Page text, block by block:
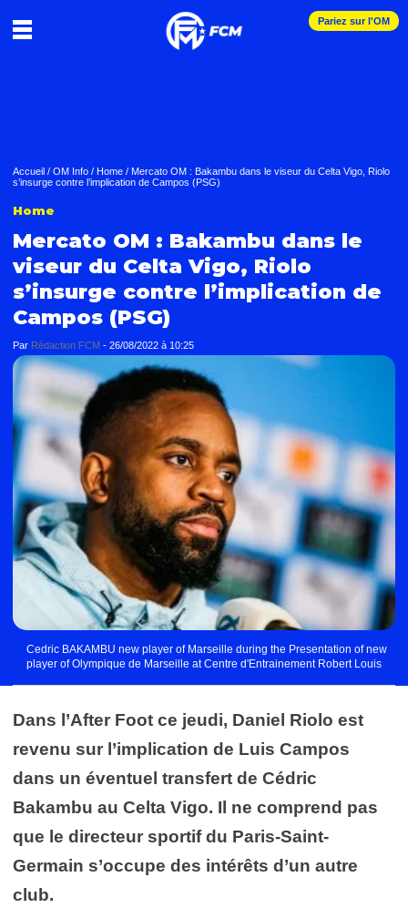
Pariez sur l'OM
Accueil / OM Info / Home / Mercato OM : Bakambu dans le viseur du Celta Vigo, Riolo
s’insurge contre l’implication de Campos (PSG)
Home
Mercato OM : Bakambu dans le
viseur du Celta Vigo, Riolo
s’insurge contre l’implication de
Campos (PSG)
Par Rédaction FCM - 26/08/2022 à 10:25
Cedric BAKAMBU new player of Marseille during the Presentation of new
player of Olympique de Marseille at Centre d'Entrainement Robert Louis
Dans l’After Foot ce jeudi, Daniel Riolo est
revenu sur l’implication de Luis Campos
dans un éventuel transfert de Cédric
Bakambu au Celta Vigo. Il ne comprend pas
que le directeur sportif du Paris-Saint-
Germain s’occupe des intérêts d’un autre
club.